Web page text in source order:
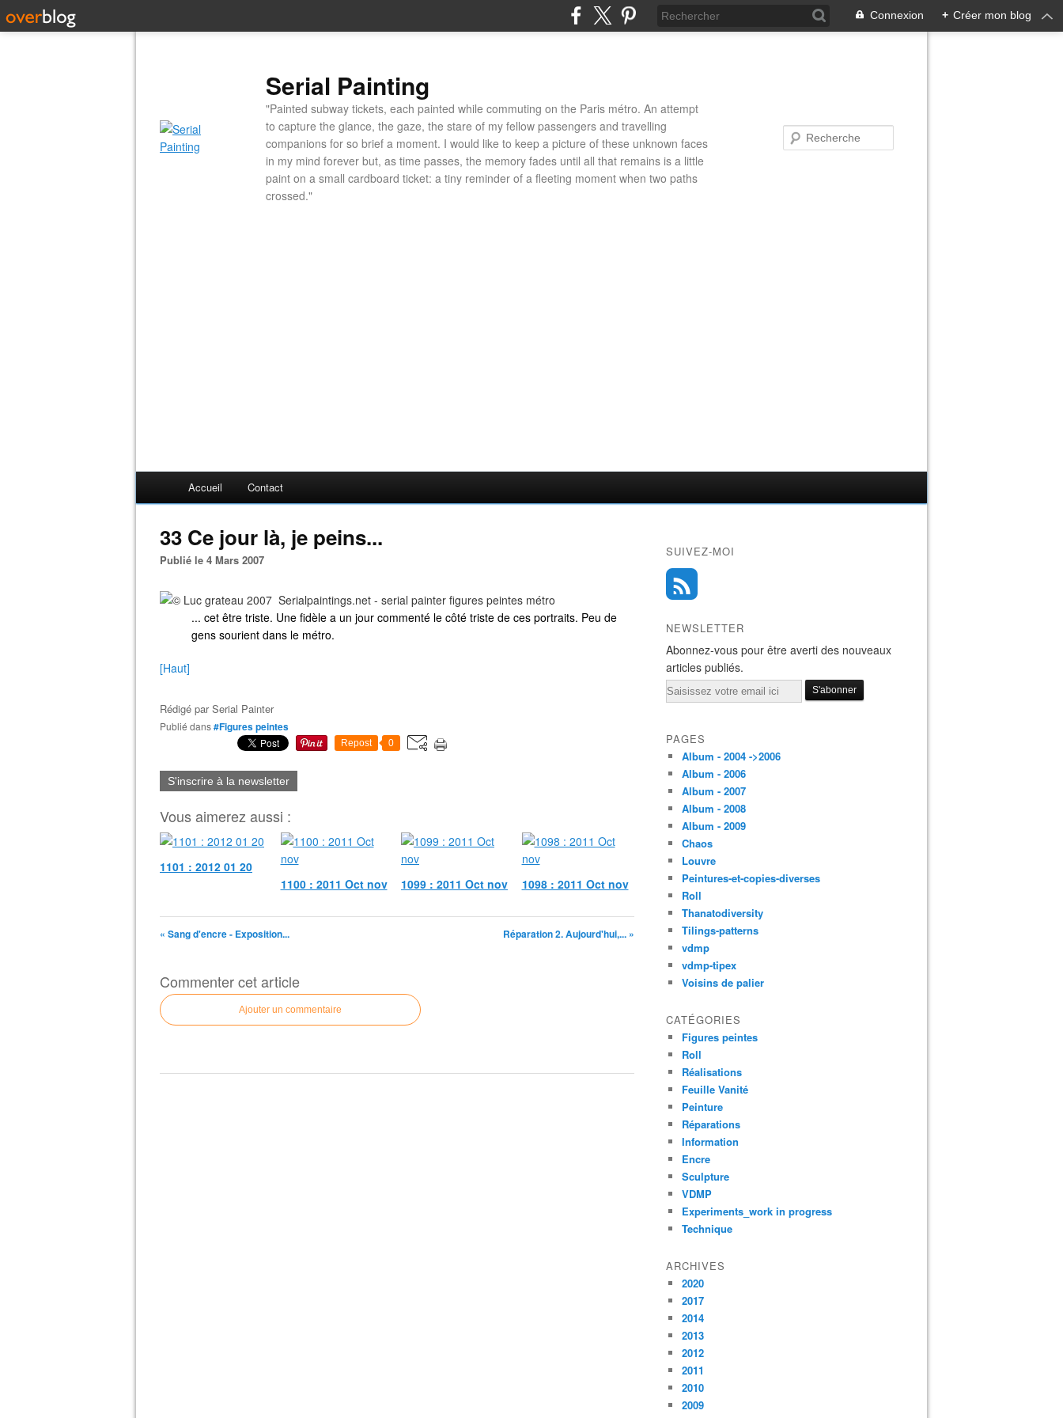
Connexion + Créer mon blog
Serial Painting
"Painted subway tickets, each painted while commuting on the Paris métro. An attempt
to capture the glance, the gaze, the stare of my fellow passengers and travelling
companions for so brief a moment. I would like to keep a picture of these unknown faces
in my mind forever but, as time passes, the memory fades until all that remains is a little
paint on a small cardboard ticket: a tiny reminder of a fleeting moment when two paths
crossed."
Accueil Contact
33 Ce jour là, je peins...
Publié le 4 Mars 2007
... cet être triste. Une fidèle a un jour commenté le côté triste de ces portraits. Peu de
gens sourient dans le métro.
[Haut]
Rédigé parSerial Painter
Publié dans#Figures peintes
Repost 0
S'inscrire à la newsletter
Vous aimerez aussi :
1101 : 2012 01 20
1100 : 2011 Oct nov
1099 : 2011 Oct nov 1098 : 2011 Oct nov
« Sang d'encre - Exposition... Réparation 2. Aujourd'hui,... »
Commenter cet article
Ajouter un commentaire
SUIVEZ-MOI
NEWSLETTER
Abonnez-vous pour être averti des nouveaux
articles publiés.
Email
PAGES
Album - 2004 ->2006
Album - 2006
Album - 2007
Album - 2008
Album - 2009
Chaos
Louvre
Peintures-et-copies-diverses
Roll
Thanatodiversity
Tilings-patterns
vdmp
vdmp-tipex
Voisins de palier
CATÉGORIES
Figures peintes
Roll
Réalisations
Feuille Vanité
Peinture
Réparations
Information
Encre
Sculpture
VDMP
Experiments_work in progress
Technique
ARCHIVES
2020
2017
2014
2013
2012
2011
2010
2009